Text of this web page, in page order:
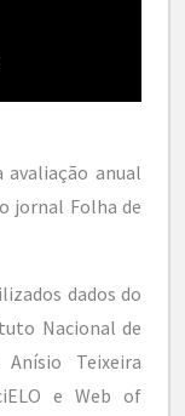
anual
jornal Folha de
dados do
Nacional de
Anísio Teixeira
e Web of